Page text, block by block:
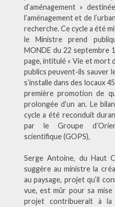
d’aménagement »
l’aménagement et de
recherche. Ce cycle a été
le Ministre prend
MONDE du 22 septembre
page, intitulé « Vie et mort
publics peuvent-ils sauver
s’installe dans des locaux
première promotion de
prolongée d’un an. Le
cycle a été reconduit
par le Groupe
scientifique (GOPS),
Serge Antoine, du Haut
suggère au ministre la
au paysage, projet qu’il
vue, est mûr pour sa
projet contribuerait à la